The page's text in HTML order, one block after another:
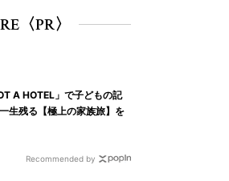
〈PR〉
A HOTEL」で子どもの記
生残る【極上の家族旅】を
Recommended by